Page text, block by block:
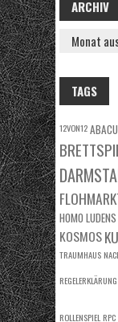
ARCHIV
ARCHIV
TAGS
12VON12
HOMO LUDENS
KOSMOS
TRAUMHAUS
REGELERKLÄRUNG
ROLLENSPIEL RPC